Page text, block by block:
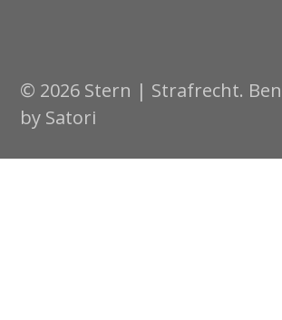
© 2026 Stern | Strafrecht.
by Satori